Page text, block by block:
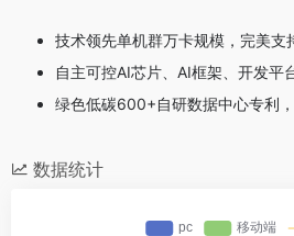
技术领先单机群万卡规模，完美支
自主可控AI芯片、AI框架、开发平
绿色低碳600+自研数据中心专利
数据统计